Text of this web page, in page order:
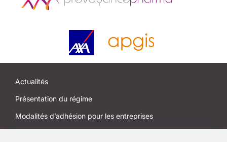
Actualités
Présentation du régime
Modalités d’adhésion pour les entreprises